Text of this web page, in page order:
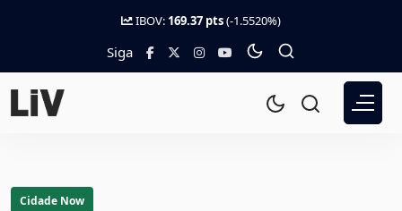
IBOV: 169.37 pts(-1.5520%)
Siga
Cidade Now